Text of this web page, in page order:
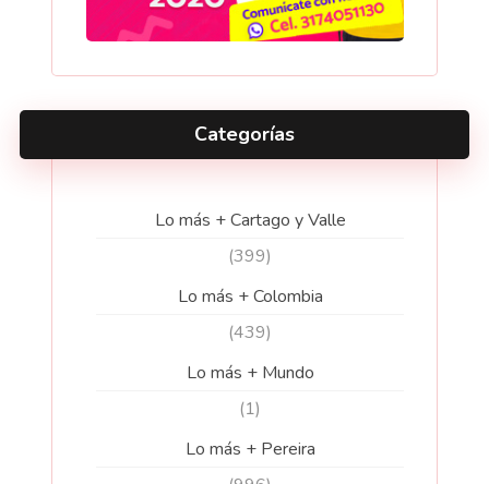
Categorías
Lo más + Cartago y Valle
(399)
Lo más + Colombia
(439)
Lo más + Mundo
(1)
Lo más + Pereira